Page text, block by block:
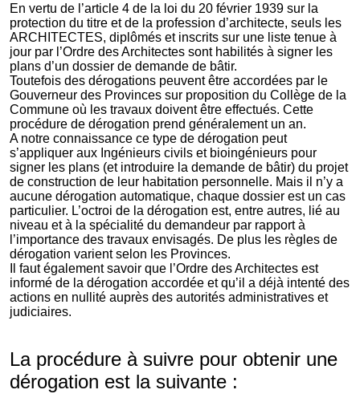
En vertu de l’article 4 de la loi du 20 février 1939 sur la
protection du titre et de la profession d’architecte, seuls les
ARCHITECTES, diplômés et inscrits sur une liste tenue à
jour par l’Ordre des Architectes sont habilités à signer les
plans d’un dossier de demande de bâtir.
Toutefois des dérogations peuvent être accordées par le
Gouverneur des Provinces sur proposition du Collège de la
Commune où les travaux doivent être effectués. Cette
procédure de dérogation prend généralement un an.
A notre connaissance ce type de dérogation peut
s’appliquer aux Ingénieurs civils et bioingénieurs pour
signer les plans (et introduire la demande de bâtir) du projet
de construction de leur habitation personnelle. Mais il n’y a
aucune dérogation automatique, chaque dossier est un cas
particulier. L’octroi de la dérogation est, entre autres, lié au
niveau et à la spécialité du demandeur par rapport à
l’importance des travaux envisagés. De plus les règles de
dérogation varient selon les Provinces.
Il faut également savoir que l’Ordre des Architectes est
informé de la dérogation accordée et qu’il a déjà intenté des
actions en nullité auprès des autorités administratives et
judiciaires.
La procédure à suivre pour obtenir une
dérogation est la suivante :